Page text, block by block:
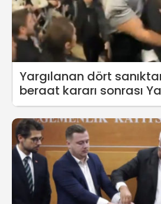
Yargılanan dört
beraat kararı sonrası
Minguzzi baygınlık